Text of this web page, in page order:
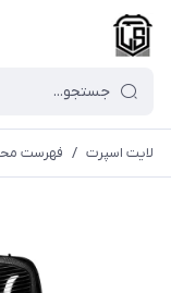
لایت اسپرت / فهرست